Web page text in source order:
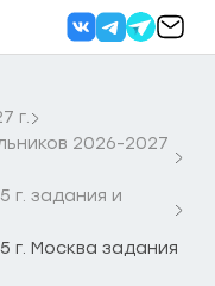
г.
2026-2027
г. задания и
Москва задания